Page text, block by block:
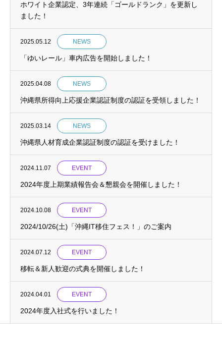
ホワイト企業認定、3年連続「ゴールドランク」を更新し
ました！
2025.05.12 NEWS
「ゆいレール」車内広告を開始しました！
2025.04.08 NEWS
沖縄県所得向上応援企業認証制度の認証を受領しました！
2025.03.14 NEWS
沖縄県人材育成企業認証制度の認証を受けました！
2024.11.07 EVENT
2024年度上期業績報告会＆懇親会を開催しました！
2024.10.08 EVENT
2024/10/26(土)「沖縄IT移住フェス！」のご案内
2024.07.12 EVENT
移転＆新人歓迎の式典を開催しました！
2024.04.01 EVENT
2024年度入社式を行いました！